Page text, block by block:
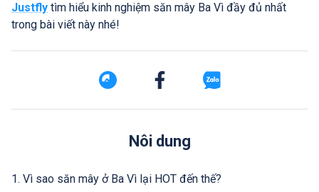
Justfly tìm hiểu kinh nghiệm săn mây Ba Vì đầy đủ nhất
trong bài viết này nhé!
Nôi dung
1. Vì sao săn mây ở Ba Vì lại HOT đến thế?